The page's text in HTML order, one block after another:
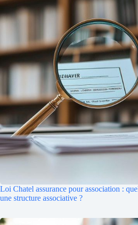
Loi Chatel assurance pour association :
une structure associative ?